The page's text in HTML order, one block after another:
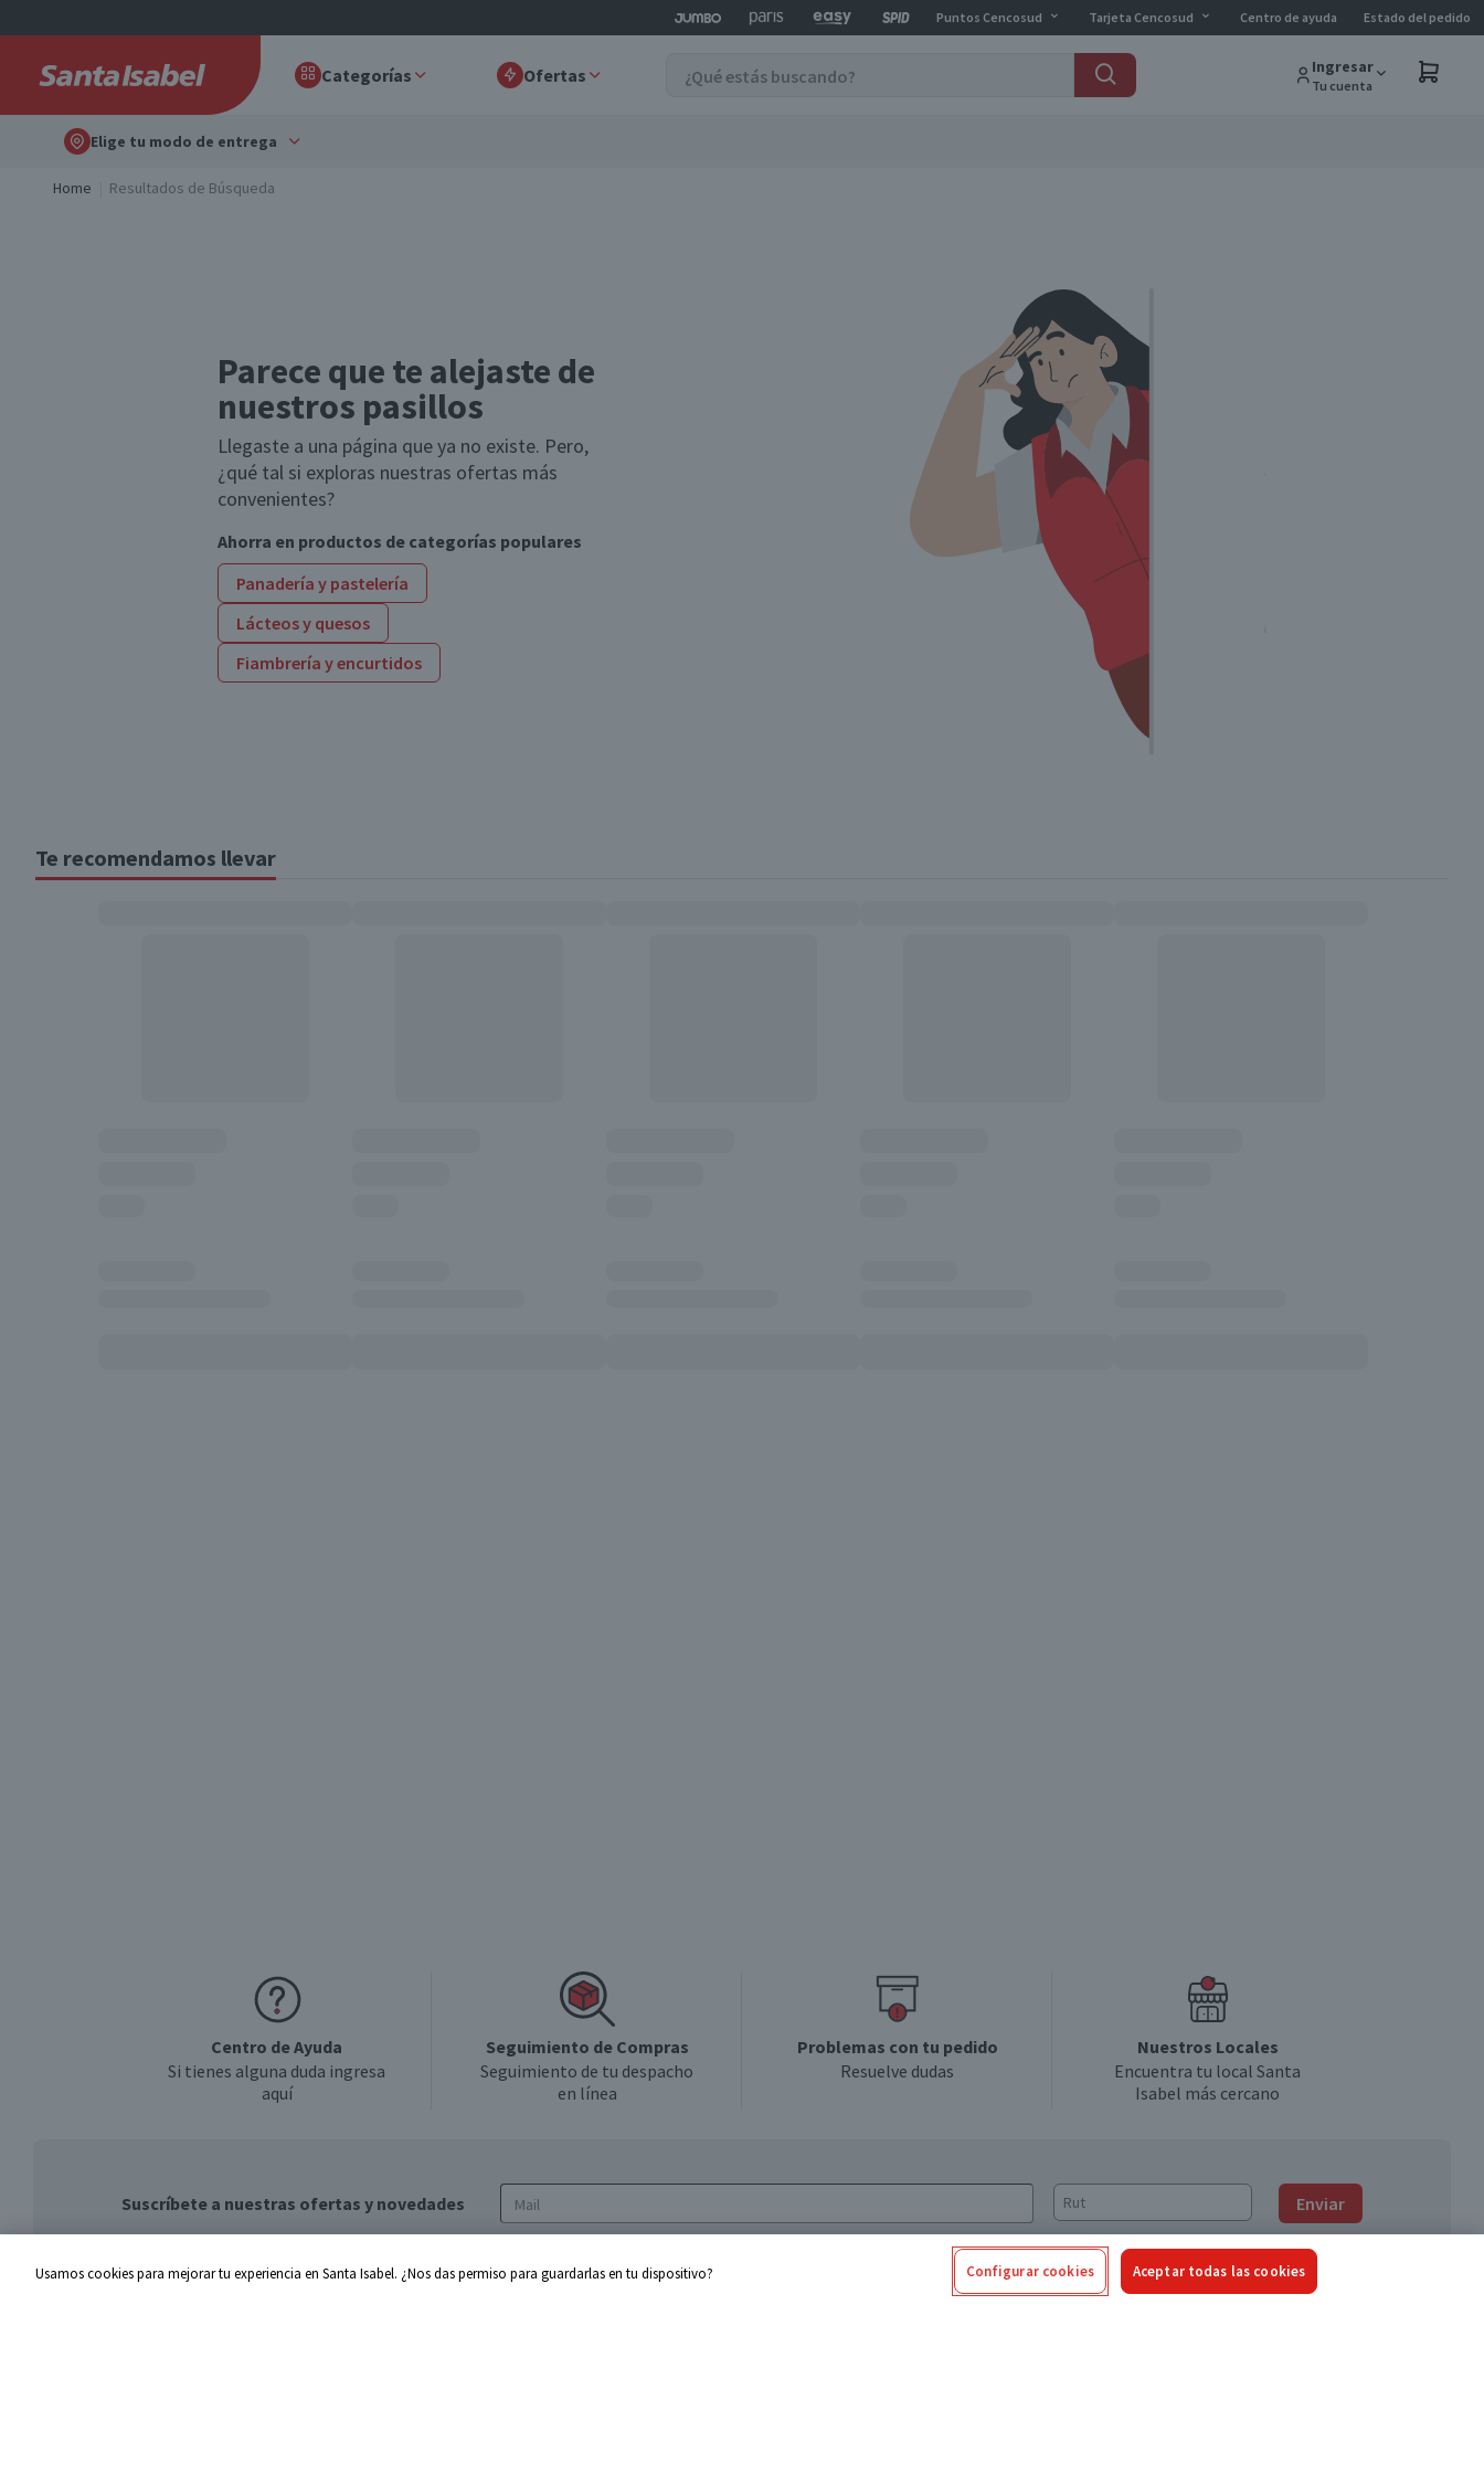
Puntos Cencosud Tarjeta Cencosud Centro de ayuda Estado del pedido
Categorías Ofertas Ingresar
Tu cuenta
Elige tu modo de entrega
Home Resultados de Búsqueda
Parece que te alejaste de
nuestros pasillos
Llegaste a una página que ya no existe. Pero,
¿qué tal si exploras nuestras ofertas más
convenientes?
Ahorra en productos de categorías populares
Panadería y pastelería
Lácteos y quesos
Fiambrería y encurtidos
Te recomendamos llevar
Centro de Ayuda
Si tienes alguna duda ingresa
aquí
Seguimiento de Compras
Seguimiento de tu despacho
en línea
Problemas con tu pedido
Resuelve dudas
Nuestros Locales
Encuentra tu local Santa
Isabel más cercano
Suscríbete a nuestras ofertas y novedades Enviar
de privacidad y de tratamiento de datos
Usamos cookies para mejorar tu experiencia en Santa Isabel. ¿Nos das permiso para guardarlas en tu dispositivo? Configurar cookies Aceptar todas las cookies